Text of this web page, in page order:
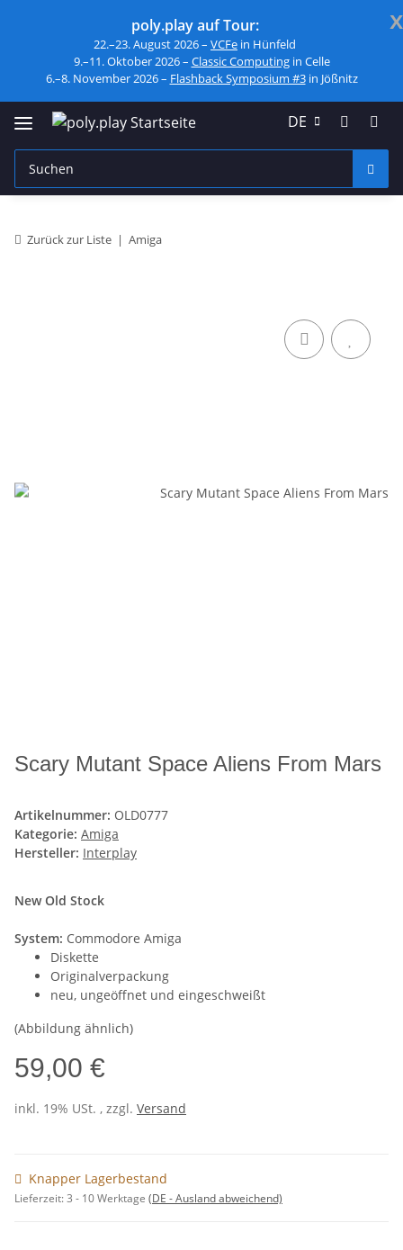
x
poly.play auf Tour:
22.–23. August 2026 – VCFe in Hünfeld
9.–11. Oktober 2026 – Classic Computingin Celle
6.–8. November 2026 – Flashback Symposium #3in Jößnitz
DE
Zurück zur Liste Amiga
Scary Mutant Space Aliens From Mars
Artikelnummer: OLD0777
Kategorie: Amiga
Hersteller: Interplay
New Old Stock
System: Commodore Amiga
Diskette
Originalverpackung
neu, ungeöffnet und eingeschweißt
(Abbildung ähnlich)
59,00 €
inkl. 19% USt. , zzgl. Versand
Knapper Lagerbestand
Lieferzeit:3 - 10 Werktage (DE - Ausland abweichend)